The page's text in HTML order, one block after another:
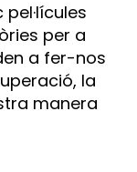
per a
a fer-nos
la
manera